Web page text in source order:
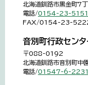
北海道釧路市黒金町7
電話/0154-23-5151
FAX/0154-23-
音別町行政センタ
〒088-0192
北海道釧路市音別町中
電話/01547-6-2231